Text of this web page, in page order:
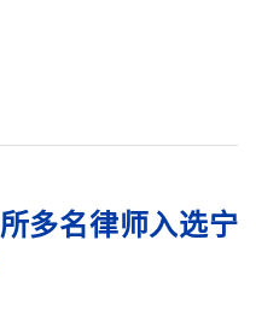
多名律师入选宁